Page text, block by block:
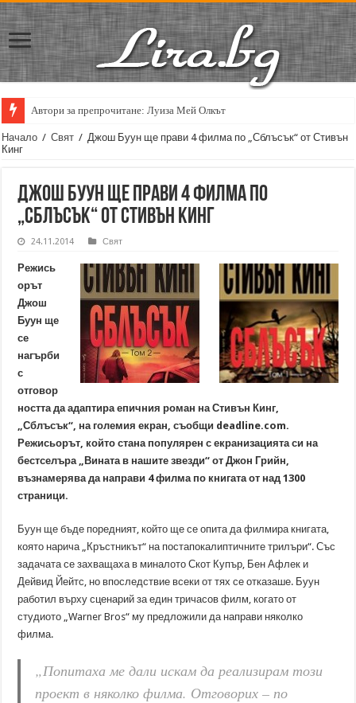
Автори за препрочитане: Луиза Мей Олкът
Начало / Свят / Джош Буун ще прави 4 филма по „Сблъсък“ от Стивън
Кинг
Джош Буун ще прави 4 филма по
„Сблъсък“ от Стивън Кинг
24.11.2014 Свят
Режись
орът
Джош
Буун ще
се
нагърби
с
отговор
ността да адаптира епичния роман на Стивън Кинг,
„Сблъсък“, на големия екран, съобщи deadline.com.
Режисьорът, който стана популярен с екранизацията си на
бестселъра „Вината в нашите звезди“ от Джон Грийн,
възнамерява да направи 4 филма по книгата от над 1300
страници.
Буун ще бъде поредният, който ще се опита да филмира книгата,
която нарича „Кръстникът“ на постапокалиптичните трилъри“. Със
задачата се захващаха в миналото Скот Купър, Бен Афлек и
Дейвид Йейтс, но впоследствие всеки от тях се отказаше. Буун
работил върху сценарий за един тричасов филм, когато от
студиото „Warner Bros“ му предложили да направи няколко
филма.
„Попитаха ме дали искам да реализирам този
проект в няколко филма. Отговорих – по